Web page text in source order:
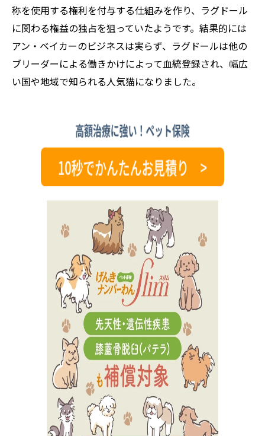
称を使用する権利を付与する仕組みを作り、ラグドール
に関わる権益の独占を狙っていたようです。結果的には
アン・ベイカーのビジネスは実らず、ラグドールは他の
ブリーダーによる働きかけによって血統登録され、幅広
い国や地域で知られる人気猫になりました。